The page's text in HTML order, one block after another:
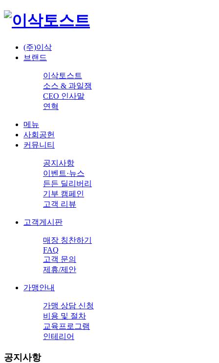
(주)이삭
브랜드
이삭토스트
소스 & 과일잼
CEO 인사말
연혁
메뉴
사회공헌
커뮤니티
공지사항
이벤트·뉴스
든든 딜리버리
기부 캠페인
고객 리뷰
고객게시판
매장 칭찬하기
FAQ
고객 문의
제휴/제안
가맹안내
가맹 상담 신청
비용 및 절차
교육프로그램
인테리어
공지사항